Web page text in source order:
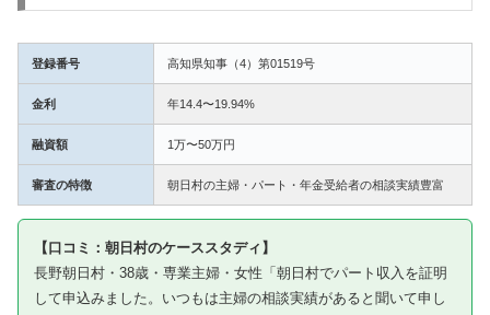
登録番号 高知県知事（4）第01519号
金利 年14.4〜19.94%
融資額 1万〜50万円
審査の特徴 朝日村の主婦・パート・年金受給者の相談実績豊富
【口コミ：朝日村のケーススタディ】
長野朝日村・38歳・専業主婦・女性「朝日村でパート収入を証明
して申込みました。いつもは主婦の相談実績があると聞いて申し